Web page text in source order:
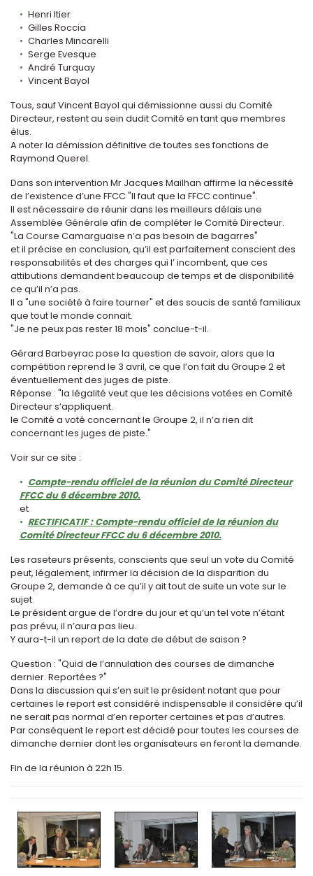
Henri Itier
Gilles Roccia
Charles Mincarelli
Serge Evesque
André Turquay
Vincent Bayol
Tous, sauf Vincent Bayol qui démissionne aussi du Comité
Directeur, restent au sein dudit Comité en tant que membres
élus.
A noter la démission définitive de toutes ses fonctions de
Raymond Querel.
Dans son intervention Mr Jacques Mailhan affirme la nécessité
de l’existence d’une FFCC "Il faut que la FFCC continue".
Il est nécessaire de réunir dans les meilleurs délais une
Assemblée Générale afin de compléter le Comité Directeur.
"La Course Camarguaise n’a pas besoin de bagarres"
et il précise en conclusion, qu’il est parfaitement conscient des
responsabilités et des charges qui l’ incombent, que ces
attibutions demandent beaucoup de temps et de disponibilité
ce qu’il n’a pas.
Il a "une société à faire tourner" et des soucis de santé familiaux
que tout le monde connait.
"Je ne peux pas rester 18 mois" conclue-t-il.
Gérard Barbeyrac pose la question de savoir, alors que la
compétition reprend le 3 avril, ce que l’on fait du Groupe 2 et
éventuellement des juges de piste.
Réponse : "la légalité veut que les décisions votées en Comité
Directeur s’appliquent.
le Comité a voté concernant le Groupe 2, il n’a rien dit
concernant les juges de piste."
Voir sur ce site :
Compte-rendu officiel de la réunion du Comité Directeur
FFCC du 6 décembre 2010.
et
RECTIFICATIF : Compte-rendu officiel de la réunion du
Comité Directeur FFCC du 6 décembre 2010.
Les raseteurs présents, conscients que seul un vote du Comité
peut, légalement, infirmer la décision de la disparition du
Groupe 2, demande à ce qu’il y ait tout de suite un vote sur le
sujet.
Le président argue de l’ordre du jour et qu’un tel vote n’étant
pas prévu, il n’aura pas lieu.
Y aura-t-il un report de la date de début de saison ?
Question : "Quid de l’annulation des courses de dimanche
dernier. Reportées ?"
Dans la discussion qui s’en suit le président notant que pour
certaines le report est considéré indispensable il considère qu’il
ne serait pas normal d’en reporter certaines et pas d’autres.
Par conséquent le report est décidé pour toutes les courses de
dimanche dernier dont les organisateurs en feront la demande.
Fin de la réunion à 22h 15.